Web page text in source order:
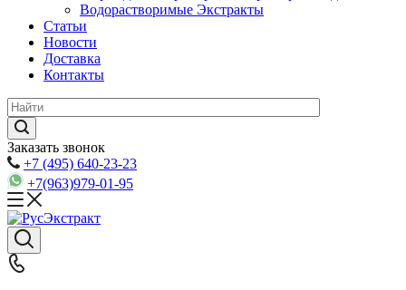
Водорастворимые Экстракты
Статьи
Новости
Доставка
Контакты
Заказать звонок
+7 (495) 640-23-23
+7(963)979-01-95